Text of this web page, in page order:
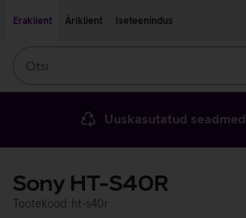
Eraklient
Äriklient Iseteenindus
Uuskasutatud seadmed
Sony HT-S40R
Tootekood: ht-s40r